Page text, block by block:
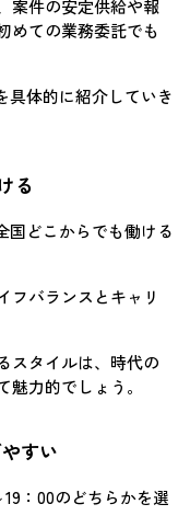
案件の安定供給や報
めての業務委託でも
具体的に紹介していき
る
国どこからでも働ける
フバランスとキャリ
スタイルは、時代の
力的でしょう。
すい
：00のどちらかを選